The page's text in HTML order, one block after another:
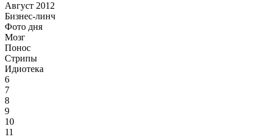
Август 2012
Бизнес-линч
Фото дня
Мозг
Понос
Стрипы
Идиотека
6
7
8
9
10
11